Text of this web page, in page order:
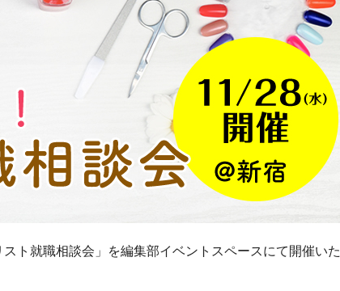
ト就職相談会」を編集部イベントスペースにて開催いた